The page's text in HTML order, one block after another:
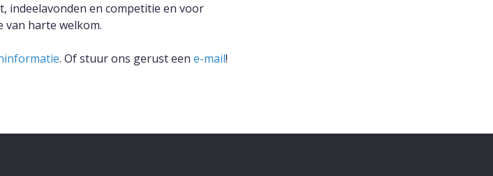
indeelavonden en competitie en voor
van harte welkom.
. Of stuur ons gerust een e-mail!